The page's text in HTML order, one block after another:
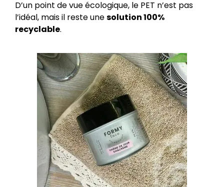
D’un point de vue écologique, le PET n’est pas
l’idéal, mais il reste unesolution 100%
recyclable.